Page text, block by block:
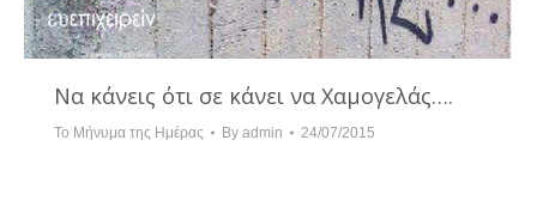
Να κάνεις ότι σε κάνει να Χαμογελάς….
Το Μήνυμα της Ημέρας By admin 24/07/2015